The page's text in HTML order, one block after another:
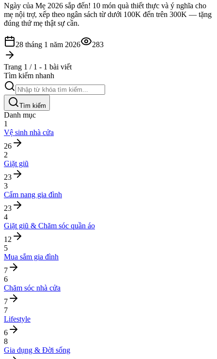
Ngày của Mẹ 2026 sắp đến! 10 món quà thiết thực và ý nghĩa cho
mẹ nội trợ, xếp theo ngân sách từ dưới 100K đến trên 300K — tặng
đúng thứ mẹ thật sự cần.
28 tháng 1 năm 2026 283
Trang 1 / 1 - 1 bài viết
Tìm kiếm nhanh
Tìm kiếm
Danh mục
1
Vệ sinh nhà cửa
26
2
Giặt giũ
23
3
Cẩm nang gia đình
23
4
Giặt giũ & Chăm sóc quần áo
12
5
Mua sắm gia đình
7
6
Chăm sóc nhà cửa
7
7
Lifestyle
6
8
Gia dụng & Đời sống